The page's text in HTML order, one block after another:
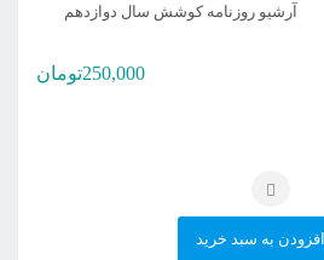
آرشیو روزنامه کوشش سال دوازدهم
250,000تومان
افزودن به سبد خرید